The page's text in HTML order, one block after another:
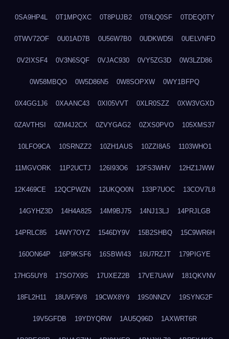
0SA9HP4L 0T1MPQXC 0T8PUJB2 0T9LQ0SF 0TDEQ0TY
0TWV72OF 0U01AD7B 0U56W7B0 0UDKWD5I 0UELVNFD
0V2IXSF4 0V3N6SQF 0VJAC930 0VY5ZG3D 0W3LZD86
0W58MBQO 0W5D86N5 0W8SOPXW 0WY1BFPQ
0X4GG1J6 0XAANC43 0XI05VVT 0XLR0SZZ 0XW3VGXD
0ZAVTHSI 0ZM4J2CX 0ZVYGAG2 0ZXS0PVO 105XMS37
10LFO9CA 10SRNZZ2 10ZH1AUS 10ZZI8A5 1103WHO1
11MGVORK 11P2UCTJ 126I93O6 12FS3WHV 12HZ1JWW
12K469CE 12QCPWZN 12UKQO0N 133P7UOC 13COV7L8
14GYHZ3D 14H4A825 14M9BJ75 14NJ13LJ 14PRJLGB
14PRLC85 14WY7OYZ 1546DY9V 15B2SHBQ 15C9WR6H
160ON64P 16P9KSF6 16SBWI43 16U7RZJT 179PIGYE
17HG5UY8 17SO7X9S 17UXEZ2B 17VE7UAW 181QKVNV
18FL2H11 18UVF9V8 19CWX8Y9 19S0NNZV 19SYNG2F
19V5GFDB 19YDYQRW 1AU5Q96D 1AXWRT6R